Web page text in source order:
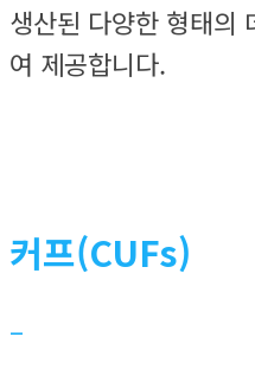
생산된 다양한 형태의
여 제공합니다.
커프(CUFs)
–